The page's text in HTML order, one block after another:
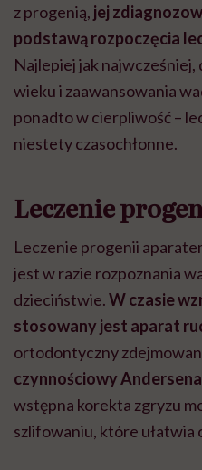
z progenią, jej
podstawą rozpoczęcia
Najlepiej jak
wieku i zaawansowania
ponadto w cierpliwość –
niestety czasochłonne.
Leczenie
Leczenie progenii
jest w razie rozpoznania
dzieciństwie.W czasie
stosowany jest aparat
ortodontyczny
czynnościowy Andersena
wstępna korekta zgryzu
szlifowaniu, które ułatwia